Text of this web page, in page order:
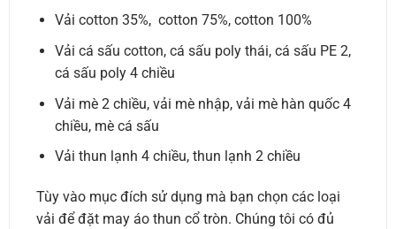
Vải cotton 35%, cotton 75%, cotton 100%
Vải cá sấu cotton, cá sấu poly thái, cá sấu PE 2,
cá sấu poly 4 chiều
Vải mè 2 chiều, vải mè nhập, vải mè hàn quốc 4
chiều, mè cá sấu
Vải thun lạnh 4 chiều, thun lạnh 2 chiều
Tùy vào mục đích sử dụng mà bạn chọn các loại
vải để đặt may áo thun cổ tròn. Chúng tôi có đủ